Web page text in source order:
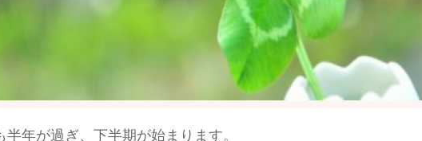
半年が過ぎ、下半期が始まります。